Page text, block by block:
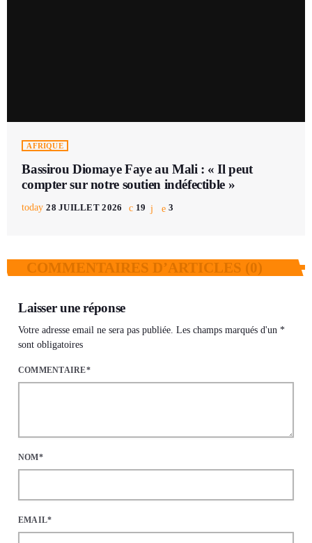
AFRIQUE
Bassirou Diomaye Faye au Mali : « Il peut
compter sur notre soutien indéfectible »
today 28 JUILLET 2026 19 3
COMMENTAIRES D’ARTICLES (0)
Laisser une réponse
Votre adresse email ne sera pas publiée. Les champs marqués d'un *
sont obligatoires
COMMENTAIRE*
NOM*
EMAIL*